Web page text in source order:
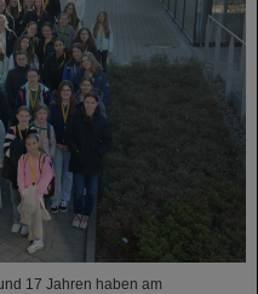
17 Jahren haben am